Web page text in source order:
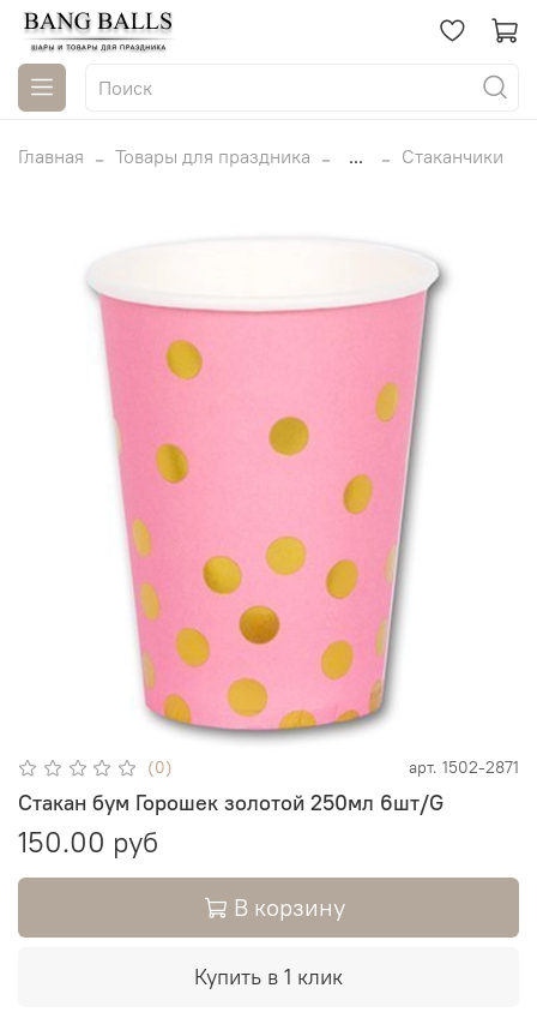
Главная Товары для праздника ... Стаканчики
(0) арт. 1502-2871
Стакан бум Горошек золотой 250мл 6шт/G
150.00 руб
В корзину
Купить в 1 клик